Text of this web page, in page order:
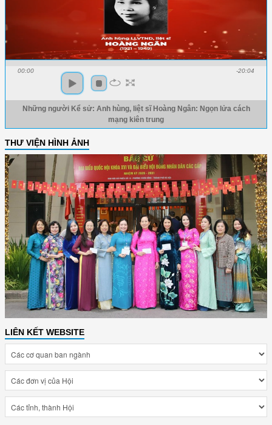
00:00 -20:04
Những người Kể sử: Anh hùng, liệt sĩ Hoàng Ngân: Ngọn lửa cách
mạng kiên trung
THƯ VIỆN HÌNH ẢNH
LIÊN KẾT WEBSITE